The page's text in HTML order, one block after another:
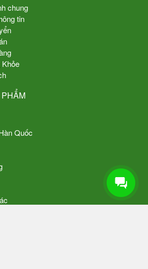
chung
tin
Khỏe
Quốc